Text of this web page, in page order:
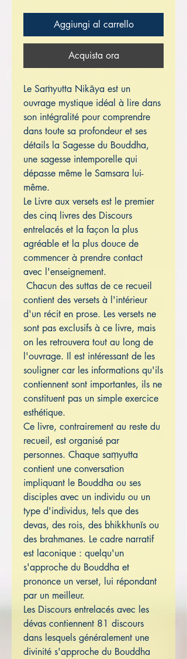
Aggiungi al carrello
Acquista ora
Le Saṁyutta Nikāya est un
ouvrage mystique idéal à lire dans
son intégralité pour comprendre
dans toute sa profondeur et ses
détails la Sagesse du Bouddha,
une sagesse intemporelle qui
dépasse même le Samsara lui-
même.
Le Livre aux versets est le premier
des cinq livres des Discours
entrelacés et la façon la plus
agréable et la plus douce de
commencer à prendre contact
avec l'enseignement.
Chacun des suttas de ce recueil
contient des versets à l'intérieur
d'un récit en prose. Les versets ne
sont pas exclusifs à ce livre, mais
on les retrouvera tout au long de
l'ouvrage. Il est intéressant de les
souligner car les informations qu'ils
contiennent sont importantes, ils ne
constituent pas un simple exercice
esthétique.
Ce livre, contrairement au reste du
recueil, est organisé par
personnes. Chaque saṃyutta
contient une conversation
impliquant le Bouddha ou ses
disciples avec un individu ou un
type d'individus, tels que des
devas, des rois, des bhikkhunīs ou
des brahmanes. Le cadre narratif
est laconique : quelqu'un
s'approche du Bouddha et
prononce un verset, lui répondant
par un meilleur.
Les Discours entrelacés avec les
dévas contiennent 81 discours
dans lesquels généralement une
divinité s'approche du Bouddha